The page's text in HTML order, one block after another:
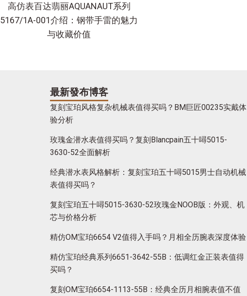
高仿表百达翡丽AQUANAUT系列
5167/1A-001介绍：钢带手雷的魅力
与收藏价值
最新發布博客
复刻宝珀风格复杂机械表值得买吗？BM巨匠00235实戴体
验分析
玫瑰金潜水表值得买吗？复刻Blancpain五十噚5015-
3630-52全面解析
经典潜水表风格解析：复刻宝珀五十噚5015男士自动机械
表值得买吗？
复刻宝珀五十噚5015-3630-52玫瑰金NOOB版：外观、机
芯与价格分析
精仿OM宝珀6654 V2值得入手吗？月相全历腕表深度体验
精仿宝珀经典系列6651-3642-55B：低调红金正装表值得
买吗？
复刻OM宝珀6654-1113-55B：经典全历月相腕表值不值